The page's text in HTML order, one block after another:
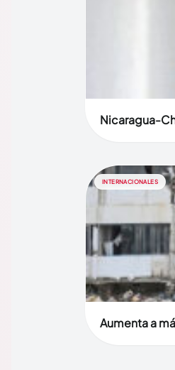
Nicaragua-
INTERNACIONALES
Aumenta a